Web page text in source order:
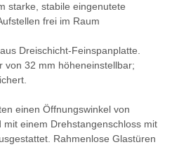
starke, stabile eingenutete
frei im Raum
Dreischicht-Feinspanplatte.
von 32 mm höheneinstellbar;
einen Öffnungswinkel von
mit einem Drehstangenschloss mit
Rahmenlose Glastüren